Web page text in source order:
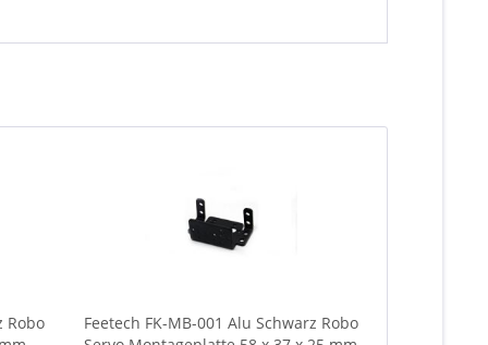
Robo
Feetech FK-MB-001 Alu Schwarz Robo